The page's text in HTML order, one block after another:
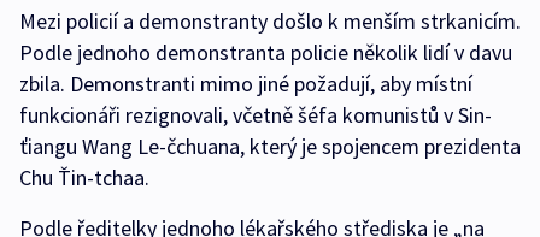
Mezi policií a demonstranty došlo k menším strkanicím.
Podle jednoho demonstranta policie několik lidí v davu
zbila. Demonstranti mimo jiné požadují, aby místní
funkcionáři rezignovali, včetně šéfa komunistů v Sin-
ťiangu Wang Le-čchuana, který je spojencem prezidenta
Chu Ťin-tchaa.
Podle ředitelky jednoho lékařského střediska je „na